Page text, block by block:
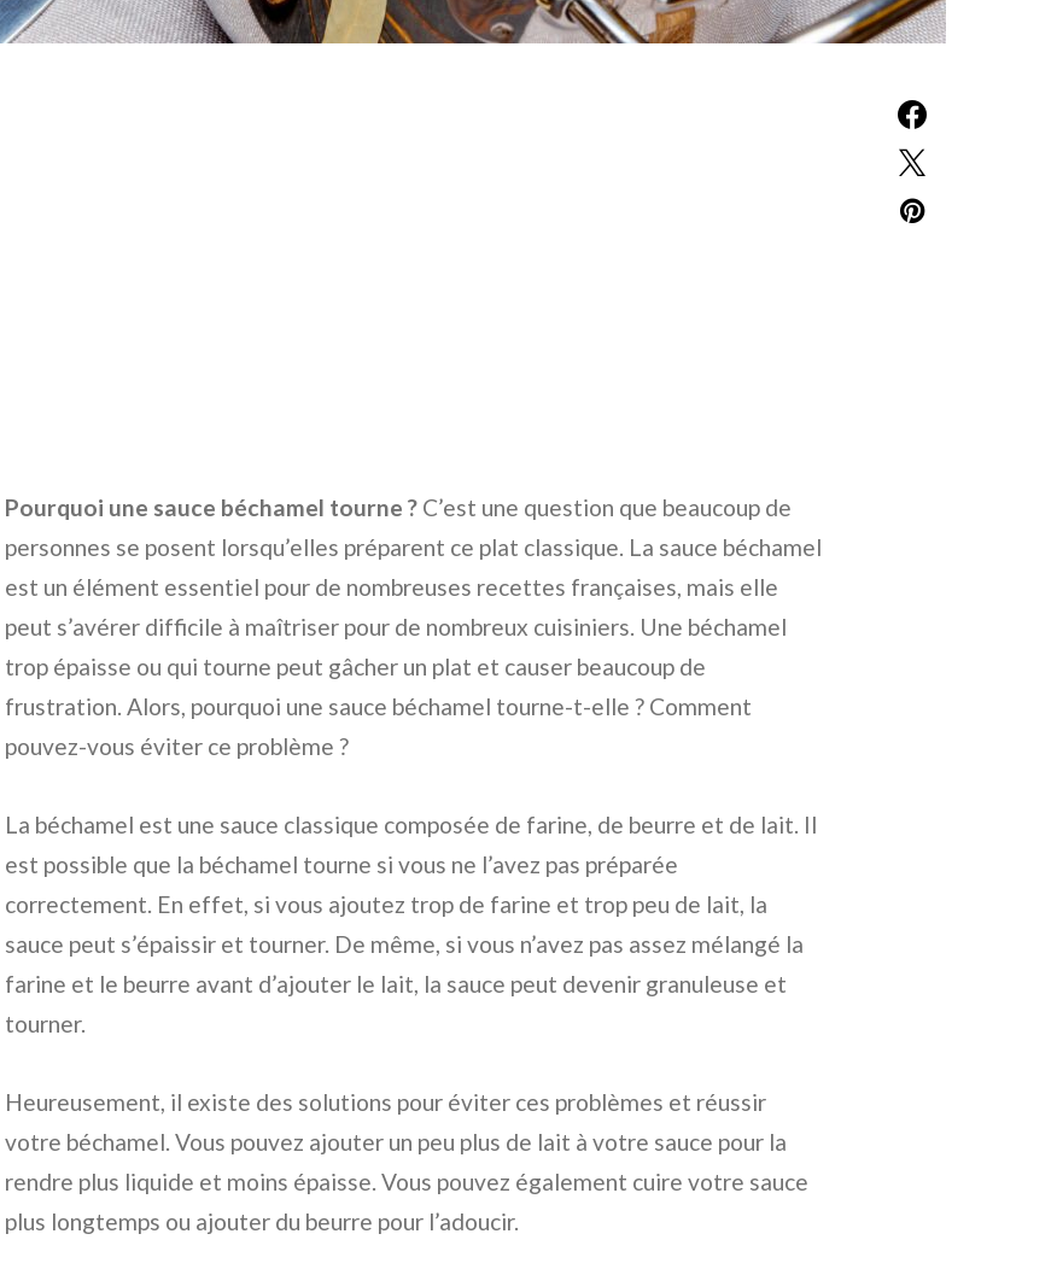
Pourquoi une sauce béchamel tourne ? C’est une question que beaucoup de
personnes se posent lorsqu’elles préparent ce plat classique. La sauce béchamel
est un élément essentiel pour de nombreuses recettes françaises, mais elle
peut s’avérer difficile à maîtriser pour de nombreux cuisiniers. Une béchamel
trop épaisse ou qui tourne peut gâcher un plat et causer beaucoup de
frustration. Alors, pourquoi une sauce béchamel tourne-t-elle ? Comment
pouvez-vous éviter ce problème ?
La béchamel est une sauce classique composée de farine, de beurre et de lait. Il
est possible que la béchamel tourne si vous ne l’avez pas préparée
correctement. En effet, si vous ajoutez trop de farine et trop peu de lait, la
sauce peut s’épaissir et tourner. De même, si vous n’avez pas assez mélangé la
farine et le beurre avant d’ajouter le lait, la sauce peut devenir granuleuse et
tourner.
Heureusement, il existe des solutions pour éviter ces problèmes et réussir
votre béchamel. Vous pouvez ajouter un peu plus de lait à votre sauce pour la
rendre plus liquide et moins épaisse. Vous pouvez également cuire votre sauce
plus longtemps ou ajouter du beurre pour l’adoucir.